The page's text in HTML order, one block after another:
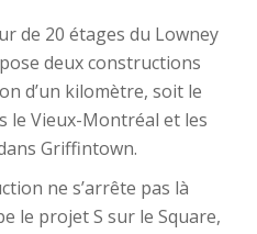
de 20 étages du Lowney
deux constructions
d’un kilomètre, soit le
le Vieux-Montréal et les
Griffintown.
ne s’arrête pas là
le projet S sur le Square,